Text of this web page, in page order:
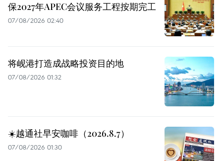
保2027年APEC会议服务工程按期完工
07/08/2026 02:40
将岘港打造成战略投资目的地
07/08/2026 01:32
☀️越通社早安咖啡（2026.8.7）
07/08/2026 01:30